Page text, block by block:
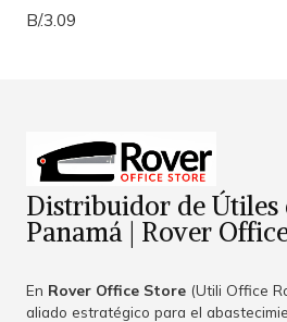
B/.3.09
Distribuidor de Útiles
Panamá | Rover
En Rover Office Store (Utili Office
aliado estratégico para el